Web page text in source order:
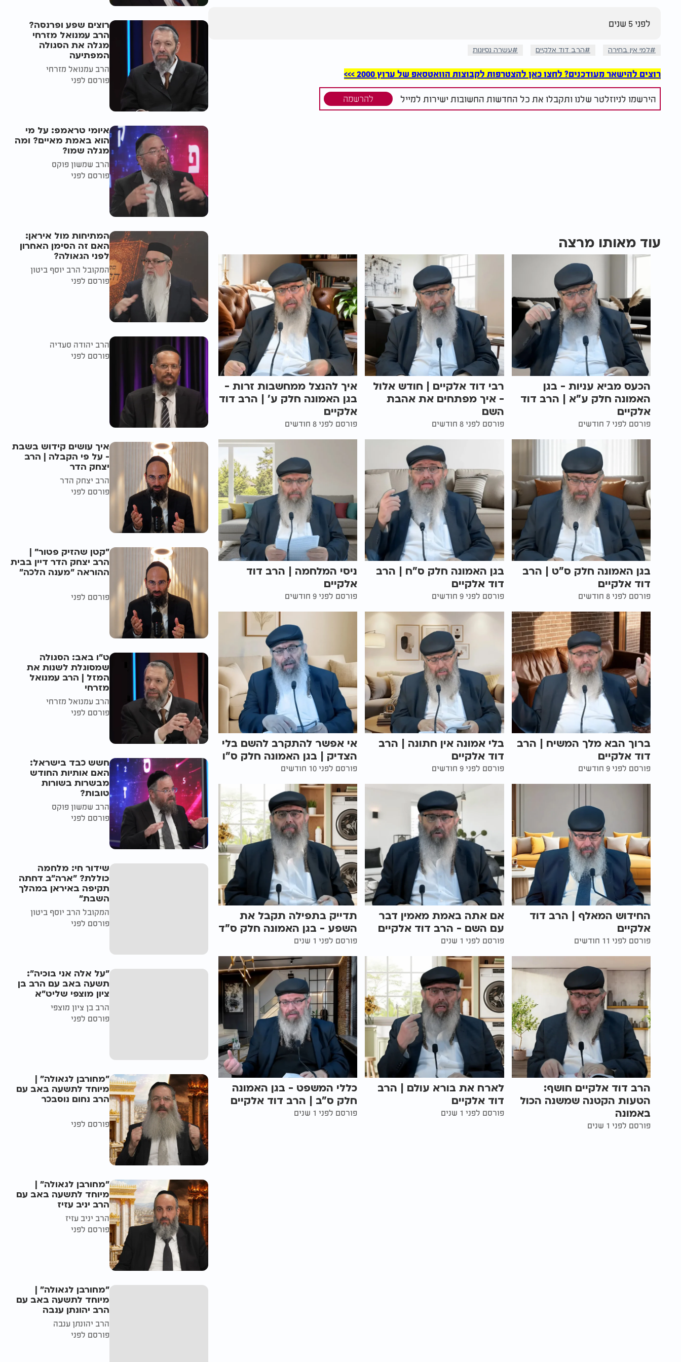
לפני 5 שנים
למי אין בחירה הרב דוד אלקיים עשרה נסיונות
רוצים להישאר מעודכנים? לחצו כאן להצטרפות לקבוצות הוואטסאפ של ערוץ 2000 >>>
הירשמו לניוזלטר שלנו ותקבלו את כל החדשות החשובות ישירות למייל להרשמה
עוד מאותו מרצה
הכעס מביא עניות - בגן
האמונה חלק ע"א | הרב דוד
אלקיים
פורסם לפני 7 חודשים
רבי דוד אלקיים | חודש אלול
- איך מפתחים את אהבת
השם
פורסם לפני 8 חודשים
איך להנצל ממחשבות זרות -
בגן האמונה חלק ע' | הרב דוד
אלקיים
פורסם לפני 8 חודשים
בגן האמונה חלק ס"ט | הרב
דוד אלקיים
פורסם לפני 8 חודשים
בגן האמונה חלק ס"ח | הרב
דוד אלקיים
פורסם לפני 9 חודשים
ניסי המלחמה | הרב דוד
אלקיים
פורסם לפני 9 חודשים
ברוך הבא מלך המשיח | הרב
דוד אלקיים
פורסם לפני 9 חודשים
בלי אמונה אין חתונה | הרב
דוד אלקיים
פורסם לפני 9 חודשים
אי אפשר להתקרב להשם בלי
הצדיק | בגן האמונה חלק ס"ו
פורסם לפני 10 חודשים
החידוש המאלף | הרב דוד
אלקיים
פורסם לפני 11 חודשים
אם אתה באמת מאמין דבר
עם השם - הרב דוד אלקיים
פורסם לפני 1 שנים
תדייק בתפילה תקבל את
השפע - בגן האמונה חלק ס"ד
פורסם לפני 1 שנים
הרב דוד אלקיים חושף:
הטעות הקטנה שמשנה הכול
באמונה
פורסם לפני 1 שנים
לארח את בורא עולם | הרב
דוד אלקיים
פורסם לפני 1 שנים
כללי המשפט - בגן האמונה
חלק ס"ב | הרב דוד אלקיים
פורסם לפני 1 שנים
רוצים שפע ופרנסה?
הרב עמנואל מזרחי
מגלה את הסגולה
המפתיעה
הרב עמנואל מזרחי
פורסם לפני
איומי טראמפ: על מי
הוא באמת מאיים? ומה
מגלה שמו?
הרב שמשון פוקס
פורסם לפני
המתיחות מול איראן:
האם זה הסימן האחרון
לפני הגאולה?
המקובל הרב יוסף ביטון
פורסם לפני
הרב יהודה סעדיה
פורסם לפני
איך עושים קידוש בשבת
- על פי הקבלה | הרב
יצחק הדר
הרב יצחק הדר
פורסם לפני
"קטן שהזיק פטור" |
הרב יצחק הדר דיין בבית
ההוראה "מענה הלכה"
פורסם לפני
ט"ו באב: הסגולה
שמסוגלת לשנות את
המזל | הרב עמנואל
מזרחי
הרב עמנואל מזרחי
פורסם לפני
חשש כבד בישראל:
האם אותיות החודש
מבשרות בשורות
טובות?
הרב שמשון פוקס
פורסם לפני
שידור חי: מלחמה
כוללת? ״ארה"ב דחתה
תקיפה באיראן במהלך
השבת״
המקובל הרב יוסף ביטון
פורסם לפני
"על אלה אני בוכיה":
תשעה באב עם הרב בן
ציון מוצפי שליט"א
הרב בן ציון מוצפי
פורסם לפני
"מחורבן לגאולה" |
מיוחד לתשעה באב עם
הרב נחום נוסבכר
פורסם לפני
"מחורבן לגאולה" |
מיוחד לתשעה באב עם
הרב יניב עזיז
הרב יניב עזיז
פורסם לפני
"מחורבן לגאולה" |
מיוחד לתשעה באב עם
הרב יהונתן ענבה
הרב יהונתן ענבה
פורסם לפני